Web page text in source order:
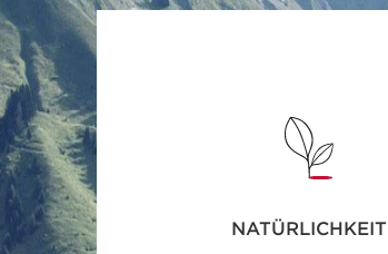
NATÜRLICHKEIT